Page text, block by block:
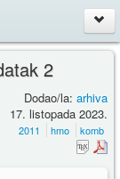
2
Dodao/la: arhiva
17. listopada 2023.
2011 hmo komb